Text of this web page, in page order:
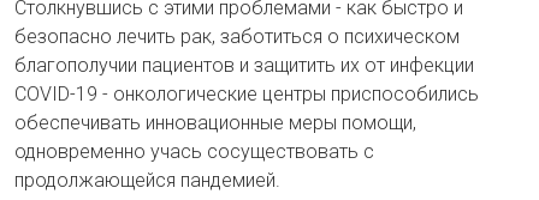
Столкнувшись с этими проблемами - как быстро и
безопасно лечить рак, заботиться о психическом
благополучии пациентов и защитить их от инфекции
COVID-19 - онкологические центры приспособились
обеспечивать инновационные меры помощи,
одновременно учась сосуществовать с
продолжающейся пандемией.